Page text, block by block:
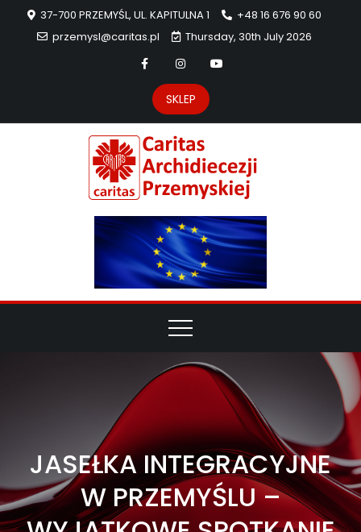
37-700 PRZEMYŚL, UL. KAPITULNA 1
+48 16 676 90 60
przemysl@caritas.pl
Thursday, 30th July 2026
SKLEP
JASEŁKA INTEGRACYJNE
W PRZEMYŚLU –